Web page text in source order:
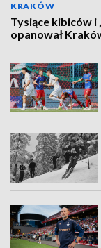
KRAKÓW
Tysiące kibiców i
opanował